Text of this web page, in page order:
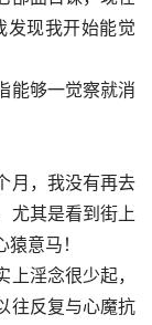
发现我开始能觉
能够一觉察就消
月，我没有再去
尤其是看到街上
意马！
淫念很少起，
往反复与心魔抗